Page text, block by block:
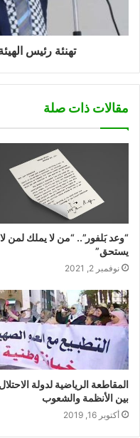
تهنئة رئيس
مقالات ذات صلة
“وعد بَلفور”.. “من لا يملك لمن لا
يستحق”
نوفمبر 2, 2021
المقاطعة الرياضية لدولة الاحتلال
بين الأنظمة والشعوب
أكتوبر 16, 2019